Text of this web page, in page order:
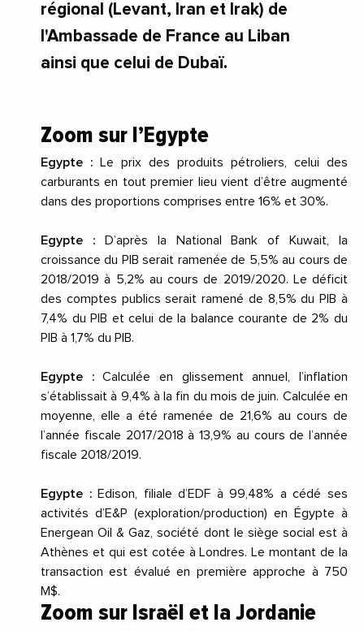
régional (Levant, Iran et Irak) de
l'Ambassade de France au Liban
ainsi que celui de Dubaï.
Zoom sur l’Egypte
Egypte : Le prix des produits pétroliers, celui des
carburants en tout premier lieu vient d’être augmenté
dans des proportions comprises entre 16% et 30%.
Egypte :D’après la National Bank of Kuwait, la
croissance du PIB serait ramenée de 5,5% au cours de
2018/2019 à 5,2% au cours de 2019/2020. Le déficit
des comptes publics serait ramené de 8,5% du PIB à
7,4% du PIB et celui de la balance courante de 2% du
PIB à 1,7% du PIB.
Egypte :Calculée en glissement annuel, l’inflation
s’établissait à 9,4% à la fin du mois de juin. Calculée en
moyenne, elle a été ramenée de 21,6% au cours de
l’année fiscale 2017/2018 à 13,9% au cours de l’année
fiscale 2018/2019.
Egypte :Edison, filiale d’EDF à 99,48% a cédé ses
activités d’E&P (exploration/production) en Égypte à
Energean Oil & Gaz, société dont le siège social est à
Athènes et qui est cotée à Londres. Le montant de la
transaction est évalué en première approche à 750
M$.
Zoom sur Israël et la Jordanie